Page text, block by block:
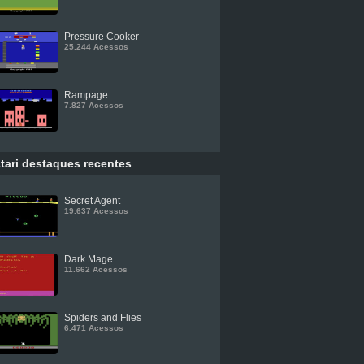
Pressure Cooker
25.244 Acessos
Rampage
7.827 Acessos
destaques recentes
Secret Agent
19.637 Acessos
Dark Mage
11.662 Acessos
Spiders and Flies
6.471 Acessos